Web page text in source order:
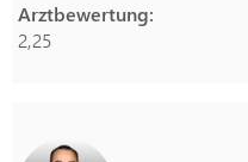
Arztbewertung:
2,25